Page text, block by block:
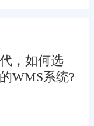
，如何选
WMS系统?